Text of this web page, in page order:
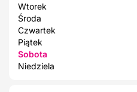
Wtorek
Środa
Czwartek
Piątek
Sobota
Niedziela